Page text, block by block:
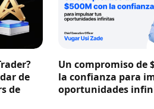
de
de
Un compromiso de
la confianza para
oportunidades